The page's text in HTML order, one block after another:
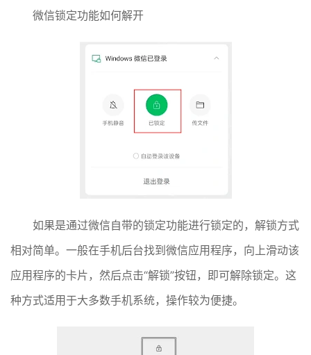
微信锁定功能如何解开
如果是通过微信自带的锁定功能进行锁定的，解锁方式
相对简单。一般在手机后台找到微信应用程序，向上滑动该
应用程序的卡片，然后点击“解锁”按钮，即可解除锁定。这
种方式适用于大多数手机系统，操作较为便捷。